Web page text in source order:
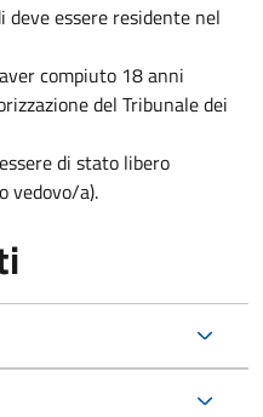
essere residente nel
compiuto 18 anni
del Tribunale dei
di stato libero
vedovo/a).